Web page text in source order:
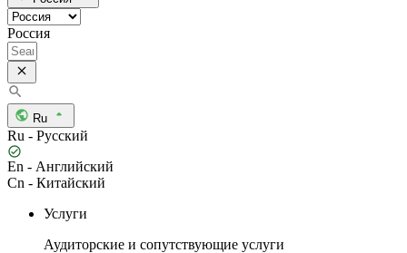
Россия
Ru
Ru - Русский
En - Английский
Cn - Китайский
Услуги
Аудиторские и сопутствующие услуги